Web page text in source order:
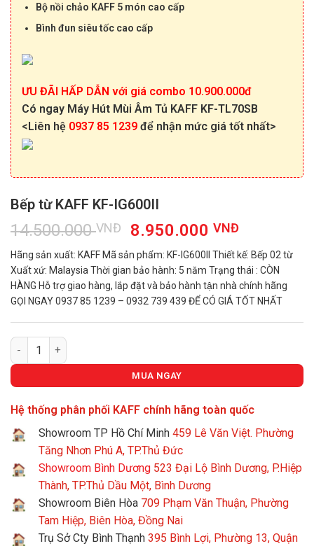
Bộ nồi chảo KAFF 5 món cao cấp
Bình đun siêu tốc cao cấp
ƯU ĐÃI HẤP DẪN với giá combo 10.900.000đ
Có ngay Máy Hút Mùi Âm Tủ KAFF KF-TL70SB
<Liên hệ 0937 85 1239 để nhận mức giá tốt nhất>
Bếp từ KAFF KF-IG600II
14.500.000VNĐ
Giá
gốc
là:
14.500.000 VNĐ.
8.950.000VNĐGiá
hiện
tại
là:
Hãng sản xuất: KAFF Mã sản phẩm: KF-IG600II Thiết kế: Bếp 02 từ
Xuất xứ: Malaysia Thời gian bảo hành: 5 năm Trạng thái : CÒN
HÀNG Hỗ trợ giao hàng, lắp đặt và bảo hành tận nhà chính hãng
GỌI NGAY 0937 85 1239 – 0932 739 439 ĐỂ CÓ GIÁ TỐT NHẤT
Bếp từ KAFF KF-IG600II số lượng
MUA NGAY
Hệ thống phân phối KAFF chính hãng toàn quốc
Showroom TP Hồ Chí Minh 459 Lê Văn Việt. Phường
Tăng Nhơn Phú A, TP.Thủ Đức
Showroom Bình Dương 523 Đại Lộ Bình Dương, P.Hiệp
Thành, TP.Thủ Dầu Một, Bình Dương
Showroom Biên Hòa 709 Phạm Văn Thuận, Phường
Tam Hiệp, Biên Hòa, Đồng Nai
Trụ Sở Cty Bình Thạnh 395 Bình Lợi, Phường 13, Quận